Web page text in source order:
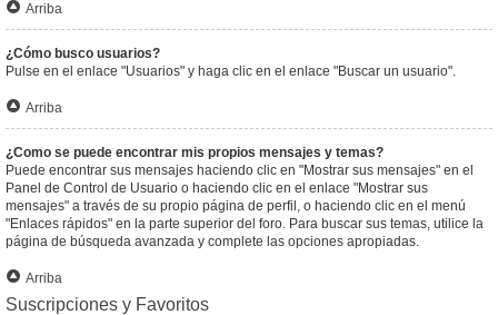
Arriba
¿Cómo busco usuarios?
Pulse en el enlace "Usuarios" y haga clic en el enlace "Buscar un usuario".
Arriba
¿Como se puede encontrar mis propios mensajes y temas?
Puede encontrar sus mensajes haciendo clic en "Mostrar sus mensajes" en el
Panel de Control de Usuario o haciendo clic en el enlace "Mostrar sus
mensajes" a través de su propio página de perfil, o haciendo clic en el menú
"Enlaces rápidos" en la parte superior del foro. Para buscar sus temas, utilice la
página de búsqueda avanzada y complete las opciones apropiadas.
Arriba
Suscripciones y Favoritos